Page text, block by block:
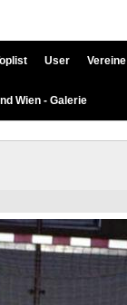
User Vereine
Wien - Galerie